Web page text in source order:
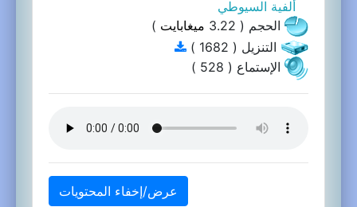
ألفية السيوطي
الحجم ( 3.22
ميغابايت )
التنزيل ( 1682 )
الإستماع ( 528 )
عرض/إخفاء المحتويات